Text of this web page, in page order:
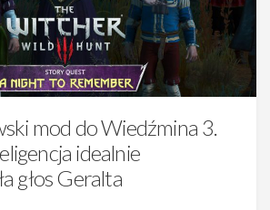
mod do Wiedźmina 3.
idealnie
głos Geralta